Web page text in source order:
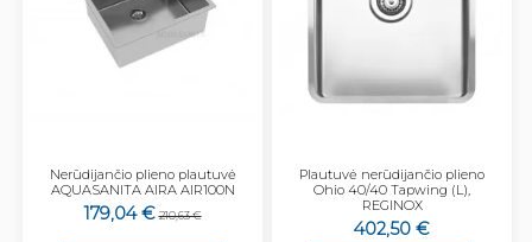
Nerūdijančio plieno plautuvė
AQUASANITA AIRA AIR100N
179,04 € 210,63 €
Plautuvė nerūdijančio plieno
Ohio 40/40 Tapwing (L),
REGINOX
402,50 €